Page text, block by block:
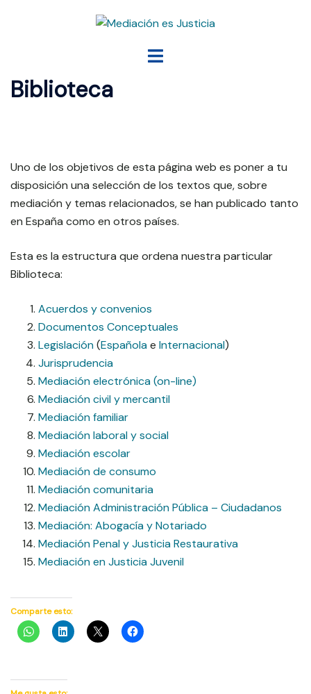
Alternar
Biblioteca
Uno de los objetivos de esta página web es poner a tu
disposición una selección de los textos que, sobre
mediación y temas relacionados, se han publicado tanto
en España como en otros países.
Esta es la estructura que ordena nuestra particular
Biblioteca:
Acuerdos y convenios
Documentos Conceptuales
Legislación(Españolae Internacional)
Jurisprudencia
Mediación electrónica (on-line)
Mediación civil y mercantil
Mediación familiar
Mediación laboral y social
Mediación escolar
Mediación de consumo
Mediación comunitaria
Mediación Administración Pública – Ciudadanos
Mediación: Abogacía y Notariado
Mediación Penal y Justicia Restaurativa
Mediación en Justicia Juvenil
Comparte esto: